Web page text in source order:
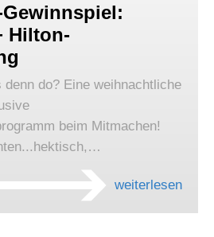
Hilton-
denn do? Eine weihnachtliche
beim Mitmachen!
weiterlesen